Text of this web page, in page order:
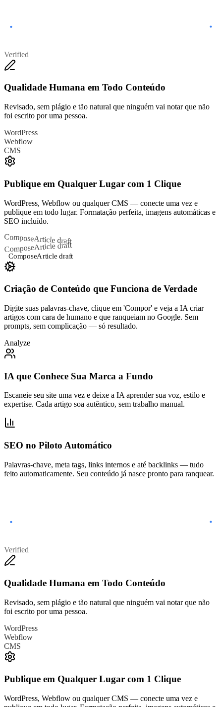
Verified
Qualidade Humana em Todo Conteúdo
Revisado, sem plágio e tão natural que ninguém vai notar que não
foi escrito por uma pessoa.
WordPress
Webflow
CMS
Publique em Qualquer Lugar com 1 Clique
WordPress, Webflow ou qualquer CMS — conecte uma vez e
publique em todo lugar. Formatação perfeita, imagens automáticas e
SEO incluído.
ComposeArticle draft
ComposeArticle draft
ComposeArticle draft
Criação de Conteúdo que Funciona de Verdade
Digite suas palavras-chave, clique em 'Compor' e veja a IA criar
artigos com cara de humano e que ranqueiam no Google. Sem
prompts, sem complicação — só resultado.
Analyze
IA que Conhece Sua Marca a Fundo
Escaneie seu site uma vez e deixe a IA aprender sua voz, estilo e
expertise. Cada artigo soa autêntico, sem trabalho manual.
SEO no Piloto Automático
Palavras-chave, meta tags, links internos e até backlinks — tudo
feito automaticamente. Seu conteúdo já nasce pronto para ranquear.
Verified
Qualidade Humana em Todo Conteúdo
Revisado, sem plágio e tão natural que ninguém vai notar que não
foi escrito por uma pessoa.
WordPress
Webflow
CMS
Publique em Qualquer Lugar com 1 Clique
WordPress, Webflow ou qualquer CMS — conecte uma vez e